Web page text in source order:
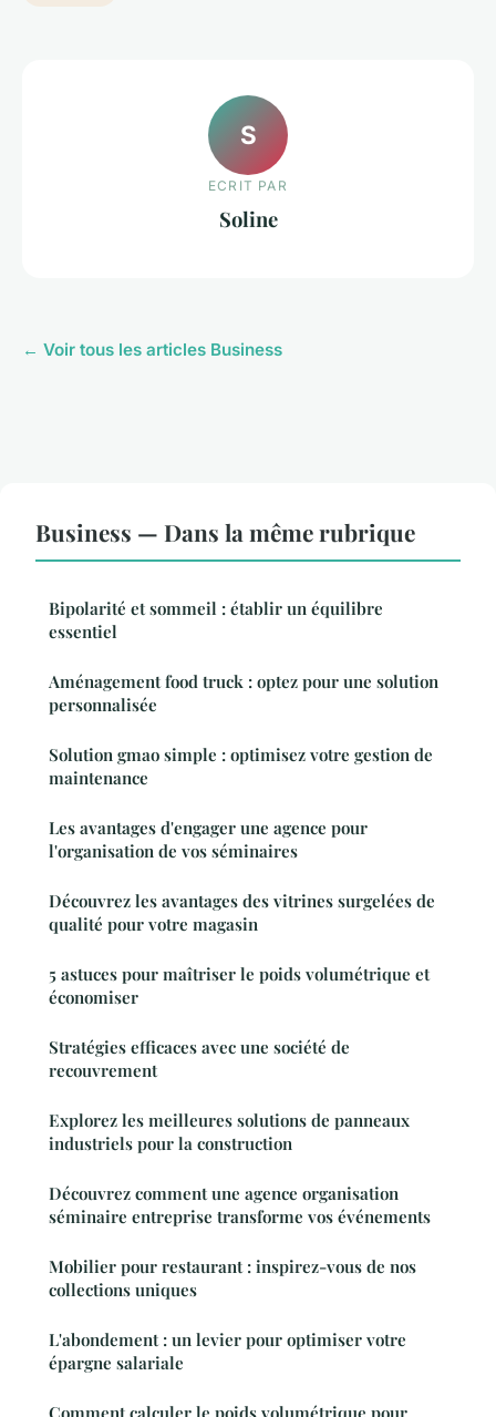
S
ECRIT PAR
Soline
← Voir tous les articles Business
Business — Dans la même rubrique
Bipolarité et sommeil : établir un équilibre
essentiel
Aménagement food truck : optez pour une solution
personnalisée
Solution gmao simple : optimisez votre gestion de
maintenance
Les avantages d'engager une agence pour
l'organisation de vos séminaires
Découvrez les avantages des vitrines surgelées de
qualité pour votre magasin
5 astuces pour maîtriser le poids volumétrique et
économiser
Stratégies efficaces avec une société de
recouvrement
Explorez les meilleures solutions de panneaux
industriels pour la construction
Découvrez comment une agence organisation
séminaire entreprise transforme vos événements
Mobilier pour restaurant : inspirez-vous de nos
collections uniques
L'abondement : un levier pour optimiser votre
épargne salariale